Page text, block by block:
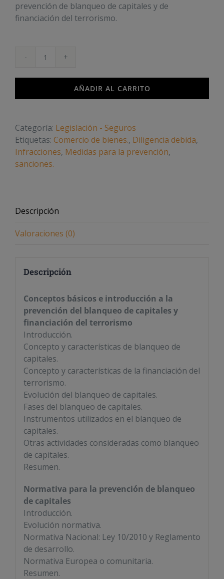
prevención de blanqueo de capitales y de
financiación del terrorismo.
Experto
prevención
del
de
capitales
y
financiación
del
AÑADIR AL CARRITO
Categoría: Legislación - Seguros
Etiquetas: Comercio de bienes., Diligencia debida,
Infracciones, Medidas para la prevención,
sanciones.
Descripción
Valoraciones (0)
Descripción
Conceptos básicos e introducción a la
prevención del blanqueo de capitales y
financiación del terrorismo
Introducción.
Concepto y características de blanqueo de
capitales.
Concepto y características de la financiación del
terrorismo.
Evolución del blanqueo de capitales.
Fases del blanqueo de capitales.
Instrumentos utilizados en el blanqueo de
capitales.
Otras actividades consideradas como blanqueo
de capitales.
Resumen.
Normativa para la prevención de blanqueo
de capitales
Introducción.
Evolución normativa.
Normativa Nacional: Ley 10/2010 y Reglamento
de desarrollo.
Normativa Europea o comunitaria.
Resumen.